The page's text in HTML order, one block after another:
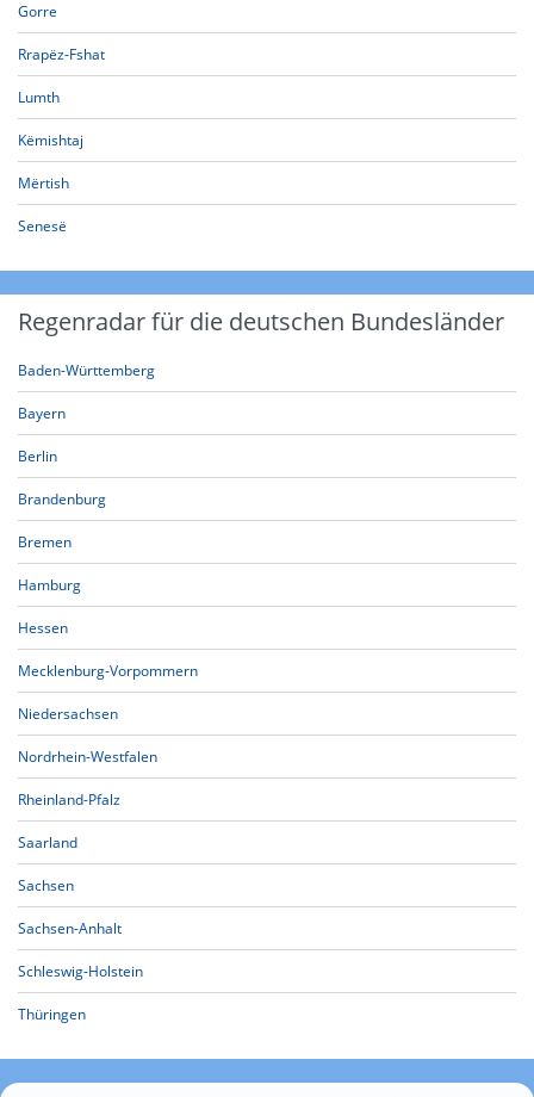
Gorre
Rrapëz-Fshat
Lumth
Këmishtaj
Mërtish
Senesë
Regenradar für die deutschen Bundesländer
Baden-Württemberg
Bayern
Berlin
Brandenburg
Bremen
Hamburg
Hessen
Mecklenburg-Vorpommern
Niedersachsen
Nordrhein-Westfalen
Rheinland-Pfalz
Saarland
Sachsen
Sachsen-Anhalt
Schleswig-Holstein
Thüringen